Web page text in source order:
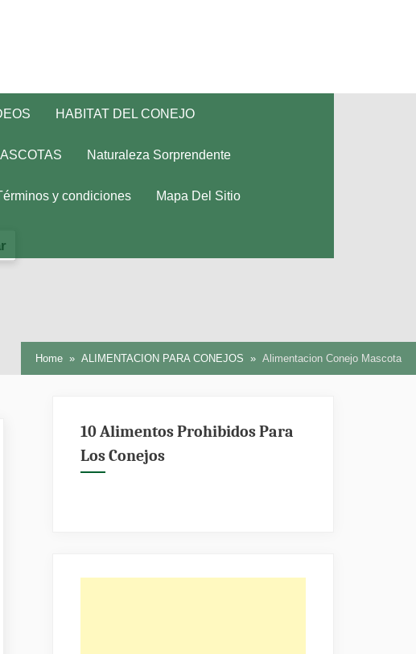
HABITAT DEL CONEJO
Naturaleza Sorprendente
y condiciones Mapa Del Sitio
Home ALIMENTACION PARA CONEJOS Alimentacion Conejo Mascota
10 Alimentos Prohibidos Para
Los Conejos